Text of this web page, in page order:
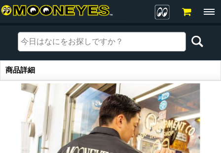
商品詳細
商品詳細